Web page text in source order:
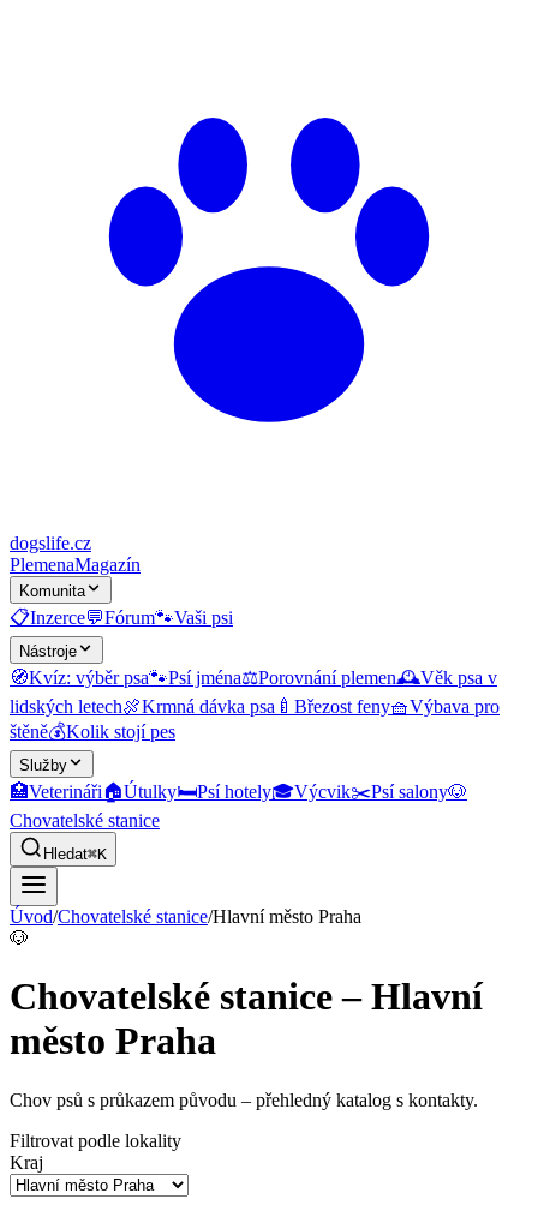
dogslife.cz
PlemenaMagazín
Komunita
📋Inzerce💬Fórum🐾Vaši psi
Nástroje
🧭Kvíz: výběr psa🐾Psí jména⚖️Porovnání plemen🕰️Věk psa v
lidských letech🍖Krmná dávka psa 🍼 Březost feny🧺Výbava pro
štěně💰Kolik stojí pes
Služby
🏥Veterináři🏠Útulky🛏️Psí hotely🎓Výcvik✂️Psí salony🐶
Chovatelské stanice
Hledat⌘K
Úvod/Chovatelské stanice/Hlavní město Praha
🐶
Chovatelské stanice – Hlavní
město Praha
Chov psů s průkazem původu – přehledný katalog s kontakty.
Filtrovat podle lokality
Kraj